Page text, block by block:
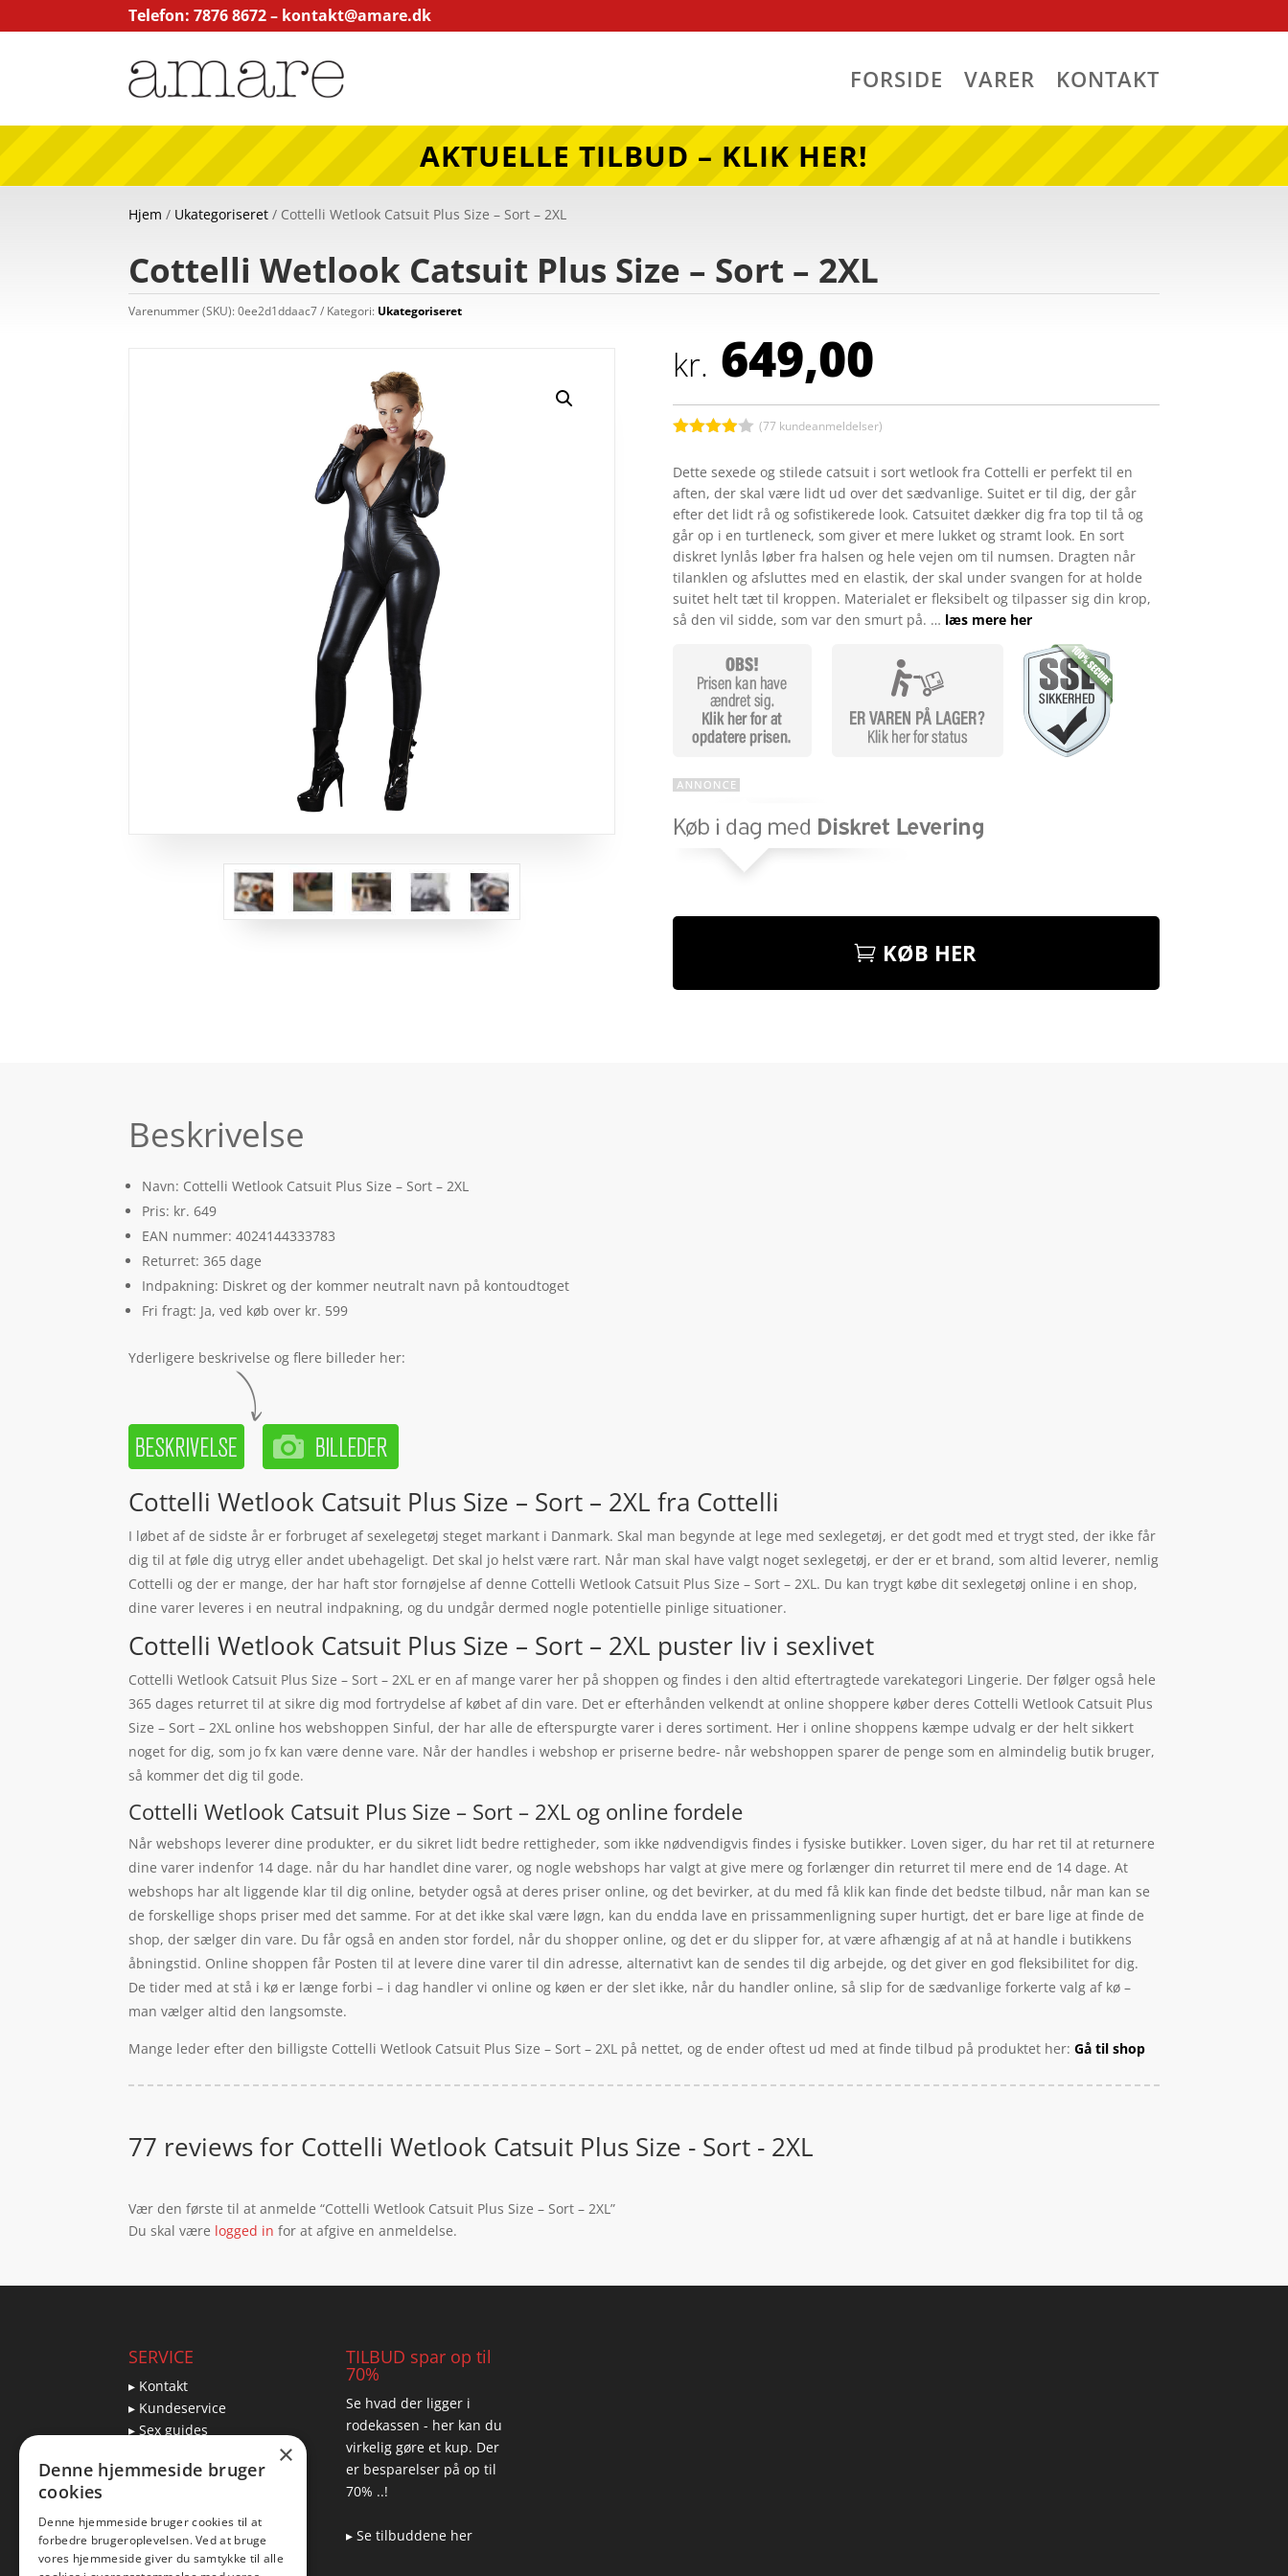
Telefon: 7876 8672 – kontakt@amare.dk
FORSIDE VARER KONTAKT
AKTUELLE TILBUD – KLIK HER!
Hjem / Ukategoriseret / Cottelli Wetlook Catsuit Plus Size – Sort – 2XL
Cottelli Wetlook Catsuit Plus Size – Sort – 2XL
Varenummer (SKU):0ee2d1ddaac7 Kategori: Ukategoriseret
kr. 649,00
ud af 5
baseret
på
kundebed
ømmelse
r
(77 kundeanmeldelser)
Dette sexede og stilede catsuit i sort wetlook fra Cottelli er perfekt til en
aften, der skal være lidt ud over det sædvanlige. Suitet er til dig, der går
efter det lidt rå og sofistikerede look. Catsuitet dækker dig fra top til tå og
går op i en turtleneck, som giver et mere lukket og stramt look. En sort
diskret lynlås løber fra halsen og hele vejen om til numsen. Dragten når
tilanklen og afsluttes med en elastik, der skal under svangen for at holde
suitet helt tæt til kroppen. Materialet er fleksibelt og tilpasser sig din krop,
så den vil sidde, som var den smurt på. … læs mere her
KØB HER
Beskrivelse
Navn: Cottelli Wetlook Catsuit Plus Size – Sort – 2XL
Pris: kr. 649
EAN nummer: 4024144333783
Returret: 365 dage
Indpakning: Diskret og der kommer neutralt navn på kontoudtoget
Fri fragt: Ja, ved køb over kr. 599
Yderligere beskrivelse og flere billeder her:
Cottelli Wetlook Catsuit Plus Size – Sort – 2XL fra Cottelli
I løbet af de sidste år er forbruget af sexelegetøj steget markant i Danmark. Skal man begynde at lege med sexlegetøj, er det godt med et trygt sted, der ikke får
dig til at føle dig utryg eller andet ubehageligt. Det skal jo helst være rart. Når man skal have valgt noget sexlegetøj, er der er et brand, som altid leverer, nemlig
Cottelli og der er mange, der har haft stor fornøjelse af denne Cottelli Wetlook Catsuit Plus Size – Sort – 2XL. Du kan trygt købe dit sexlegetøj online i en shop,
dine varer leveres i en neutral indpakning, og du undgår dermed nogle potentielle pinlige situationer.
Cottelli Wetlook Catsuit Plus Size – Sort – 2XL puster liv i sexlivet
Cottelli Wetlook Catsuit Plus Size – Sort – 2XL er en af mange varer her på shoppen og findes i den altid eftertragtede varekategori Lingerie. Der følger også hele
365 dages returret til at sikre dig mod fortrydelse af købet af din vare. Det er efterhånden velkendt at online shoppere køber deres Cottelli Wetlook Catsuit Plus
Size – Sort – 2XL online hos webshoppen Sinful, der har alle de efterspurgte varer i deres sortiment. Her i online shoppens kæmpe udvalg er der helt sikkert
noget for dig, som jo fx kan være denne vare. Når der handles i webshop er priserne bedre- når webshoppen sparer de penge som en almindelig butik bruger,
så kommer det dig til gode.
Cottelli Wetlook Catsuit Plus Size – Sort – 2XL og online fordele
Når webshops leverer dine produkter, er du sikret lidt bedre rettigheder, som ikke nødvendigvis findes i fysiske butikker. Loven siger, du har ret til at returnere
dine varer indenfor 14 dage. når du har handlet dine varer, og nogle webshops har valgt at give mere og forlænger din returret til mere end de 14 dage. At
webshops har alt liggende klar til dig online, betyder også at deres priser online, og det bevirker, at du med få klik kan finde det bedste tilbud, når man kan se
de forskellige shops priser med det samme. For at det ikke skal være løgn, kan du endda lave en prissammenligning super hurtigt, det er bare lige at finde de
shop, der sælger din vare. Du får også en anden stor fordel, når du shopper online, og det er du slipper for, at være afhængig af at nå at handle i butikkens
åbningstid. Online shoppen får Posten til at levere dine varer til din adresse, alternativt kan de sendes til dig arbejde, og det giver en god fleksibilitet for dig.
De tider med at stå i kø er længe forbi – i dag handler vi online og køen er der slet ikke, når du handler online, så slip for de sædvanlige forkerte valg af kø –
man vælger altid den langsomste.
Mange leder efter den billigste Cottelli Wetlook Catsuit Plus Size – Sort – 2XL på nettet, og de ender oftest ud med at finde tilbud på produktet her:Gå til shop
77 reviews for Cottelli Wetlook Catsuit Plus Size - Sort - 2XL
Vær den første til at anmelde “Cottelli Wetlook Catsuit Plus Size – Sort – 2XL”
Du skal være logged in for at afgive en anmeldelse.
SERVICE
▸ Kontakt
▸ Kundeservice
▸ Sex guides
▸ Returnering
Blog
TILBUD spar op til
70%
Se hvad der ligger i
rodekassen - her kan du
virkelig gøre et kup. Der
er besparelser på op til
70% ..!
▸ Se tilbuddene her
×
Denne hjemmeside bruger
cookies
Denne hjemmeside bruger cookies til at
forbedre brugeroplevelsen. Ved at bruge
vores hjemmeside giver du samtykke til alle